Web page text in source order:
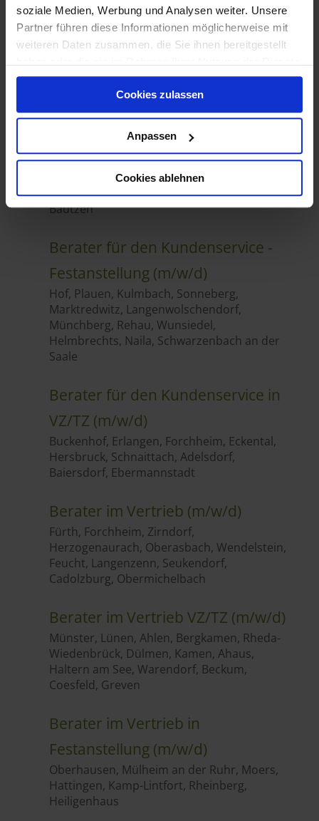
soziale Medien, Werbung und Analysen weiter. Unsere
Partner führen diese Informationen möglicherweise mit
weiteren Daten zusammen, die Sie ihnen bereitgestellt
gesammelt haben.
Cookies zulassen
Anpassen
Cookies ablehnen